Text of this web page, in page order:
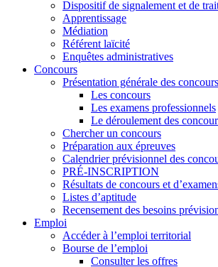
Dispositif de signalement et de
Apprentissage
Médiation
Référent laïcité
Enquêtes administratives
Concours
Présentation générale des
Les concours
Les examens professionnels
Le déroulement des
Chercher un concours
Préparation aux épreuves
Calendrier prévisionnel des
PRÉ-INSCRIPTION
Résultats de concours et
Listes d’aptitude
Recensement des besoins
Emploi
Accéder à l’emploi territorial
Bourse de l’emploi
Consulter les offres